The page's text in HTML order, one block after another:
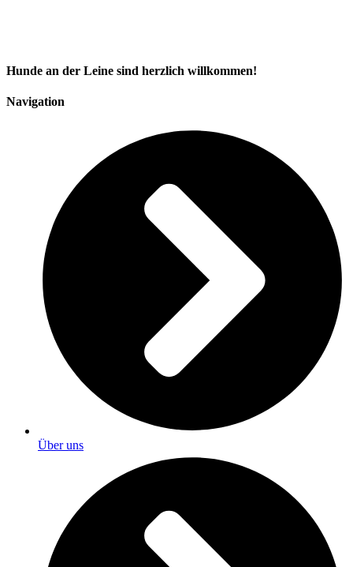
Hunde an der Leine sind herzlich willkommen!
Navigation
Über uns